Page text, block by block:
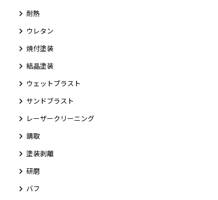
耐熱
ウレタン
焼付塗装
結晶塗装
ウェットブラスト
サンドブラスト
レーザークリーニング
錆取
塗装剥離
研磨
バフ